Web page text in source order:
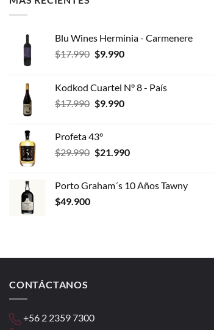
Blu Wines Herminia - Carmenere
$17.990 El
era:
$17.990.
$9.990El
es:
$9.990.
Kodkod Cuartel N° 8 - País
$17.990 El
era:
$17.990.
$9.990El
$9.990.
Profeta 43°
$29.990 El
era:
$21.990El
es:
Porto Graham´s 10 Años Tawny
$49.900
CONTÁCTANOS
+56 2 2359 7300